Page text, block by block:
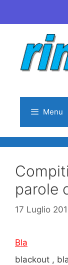
al
contenuto
Menu
parole
17 Luglio
Bla
blackout ,